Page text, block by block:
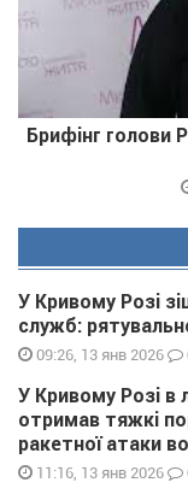
Брифінг голови
У Кривому Розі
служб:
09:26, 13 янв 2026
У Кривому Розі в
отримав тяжкі
ракетної атаки
11:16, 13 янв 2026